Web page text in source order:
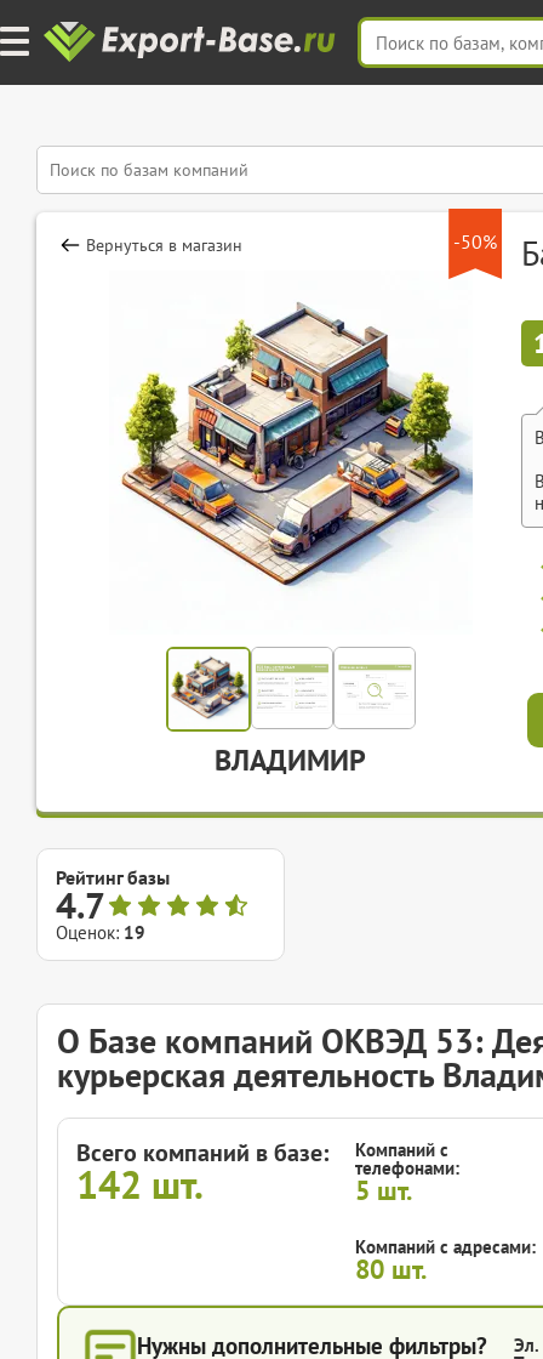
-50%
Вернуться в магазин
ВЛАДИМИР
Рейтинг базы
4.7
Оценок: 19
О Базе компаний ОКВЭД 53:
курьерская деятельность
Всего компаний в базе:
142 шт.
Компаний с
телефонами:
5 шт.
Компаний с адресами:
80 шт.
Нужны дополнительные фильтры? Эл.